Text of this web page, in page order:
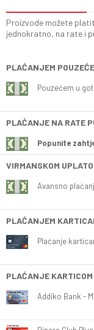
Proizvode možete
jednokratno, na rate i
PLAĆANJEM
Pouzećem u
PLAĆANJE NA RATE
Popunite
VIRMANSKOM
Avansno
PLAĆANJEM
Plaćanje
PLAĆANJE KARTICOM
Addiko Bank -